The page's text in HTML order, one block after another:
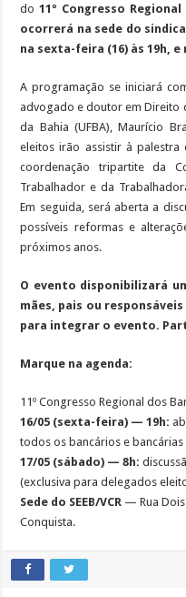
do11º Congresso
ocorrerá na sede do
na sexta-feira (16) às 19h, e
A programação se iniciará
advogado e doutor em Direito
da Bahia (UFBA), Maurício
eleitos irão assistir à
coordenação tripartite da
Trabalhador e da
Em seguida, será aberta a
possíveis reformas e
próximos anos.
O evento disponibilizará
mães, pais ou
para integrar o evento.
Marque na agenda:
11º Congresso Regional dos
16/05 (sexta-feira) — 19h:
todos os bancários e
17/05 (sábado) — 8h:
(exclusiva para delegados
Sede do SEEB/VCR — Rua
Conquista.